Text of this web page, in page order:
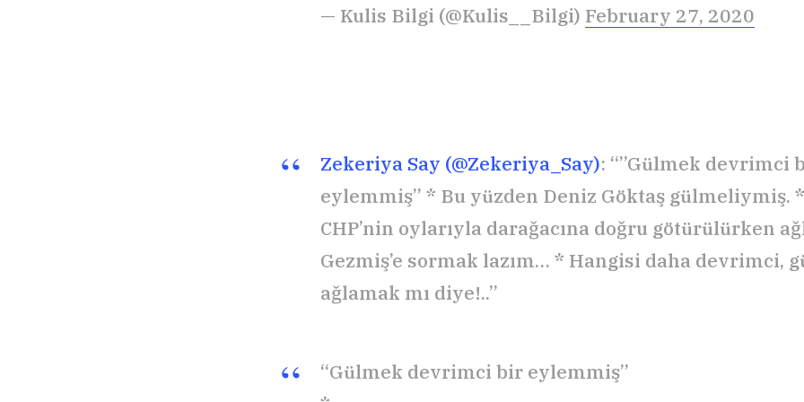
— Kulis Bilgi (@Kulis__Bilgi) February 27, 2020
Zekeriya Say (@Zekeriya_Say): “”Gülmek devrimci
eylemmiş” * Bu yüzden Deniz Göktaş gülmeliymiş. *
CHP’nin oylarıyla darağacına doğru götürülürken
Gezmiş’e sormak lazım… * Hangisi daha devrimci,
ağlamak mı diye!..”
“Gülmek devrimci bir eylemmiş”